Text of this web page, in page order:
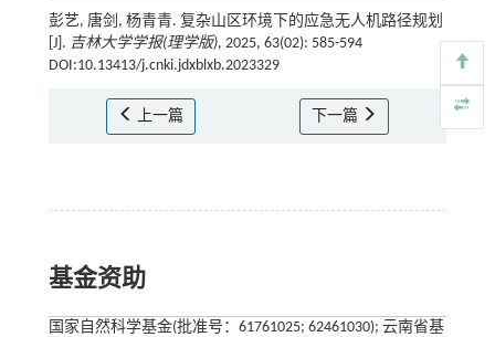
彭艺, 唐剑, 杨青青. 复杂山区环境下的应急无人机路径规划
[J]. 吉林大学学报(理学版), 2025, 63(02): 585-594
DOI:10.13413/j.cnki.jdxblxb.2023329
上一篇 下一篇
基金资助
国家自然科学基金(批准号：61761025; 62461030); 云南省基